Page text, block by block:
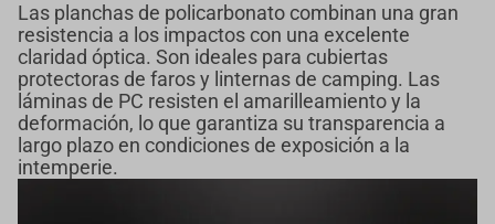
Las planchas de policarbonato combinan una gran
resistencia a los impactos con una excelente
claridad óptica. Son ideales para cubiertas
protectoras de faros y linternas de camping. Las
láminas de PC resisten el amarilleamiento y la
deformación, lo que garantiza su transparencia a
largo plazo en condiciones de exposición a la
intemperie.